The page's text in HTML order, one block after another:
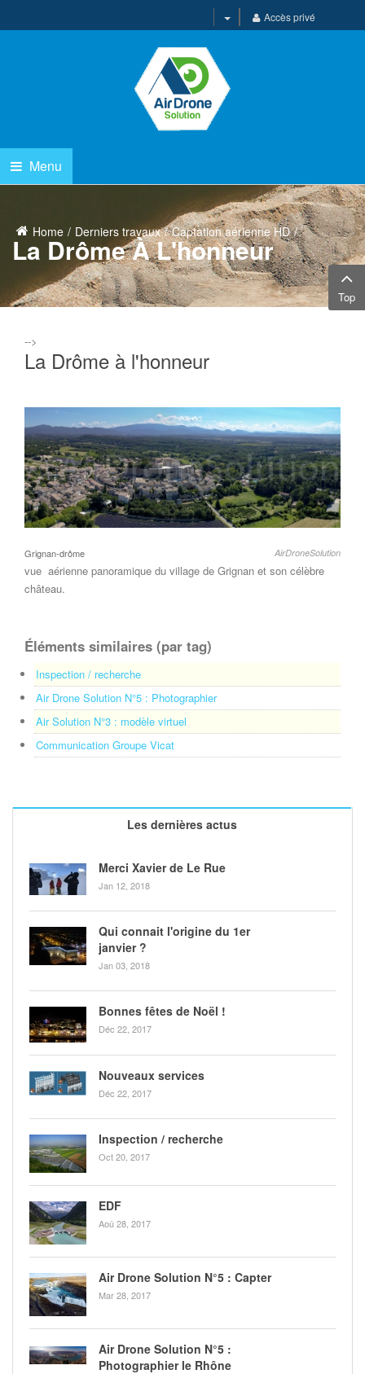
Accès privé
Menu
Home Derniers travaux Captation aérienne HD
La Drôme À L'honneur
-->
La Drôme à l'honneur
Grignan-drôme AirDroneSolution
vue aérienne panoramique du village de Grignan et son célèbre
château.
Éléments similaires (par tag)
Inspection / recherche
Air Drone Solution N°5 : Photographier
Air Solution N°3 : modèle virtuel
Communication Groupe Vicat
Les dernières actus
Merci Xavier de Le Rue
Jan 12, 2018
Qui connait l'origine du 1er
janvier ?
Jan 03, 2018
Bonnes fêtes de Noël !
Déc 22, 2017
Nouveaux services
Déc 22, 2017
Inspection / recherche
Oct 20, 2017
EDF
Aoû 28, 2017
Air Drone Solution N°5 : Capter
Mar 28, 2017
Air Drone Solution N°5 :
Photographier le Rhône
Top